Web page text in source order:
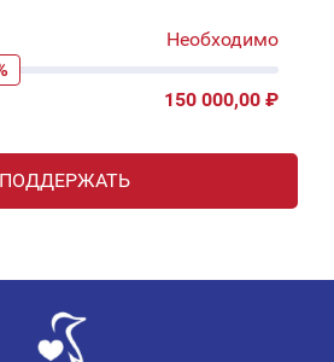
Необходимо
150 000,00 ₽
ПОДДЕРЖАТЬ